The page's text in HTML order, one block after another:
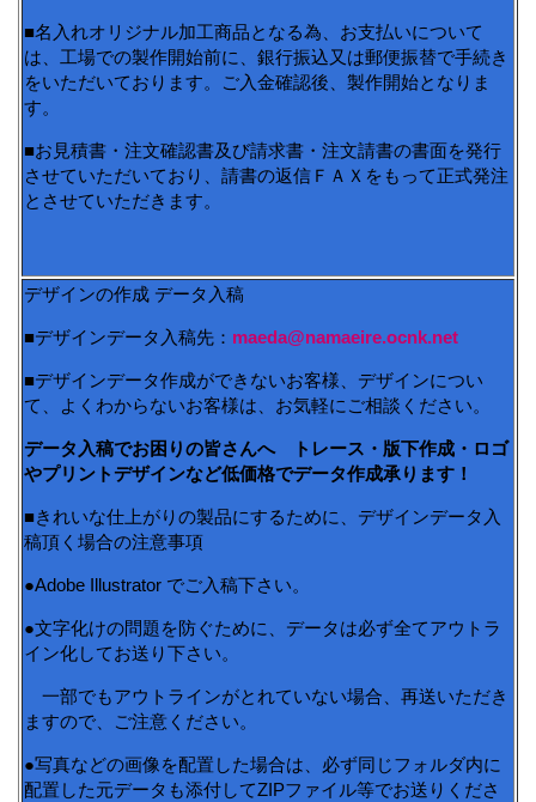
■名入れオリジナル加工商品となる為、お支払いについて
は、工場での製作開始前に、銀行振込又は郵便振替で手続き
をいただいております。ご入金確認後、製作開始となりま
す。
■お見積書・注文確認書及び請求書・注文請書の書面を発行
させていただいており、請書の返信ＦＡＸをもって正式発注
とさせていただきます。
デザインの作成 データ入稿
■デザインデータ入稿先： maeda@namaeire.ocnk.net
■デザインデータ作成ができないお客様、デザインについ
て、よくわからないお客様は、お気軽にご相談ください。
データ入稿でお困りの皆さんへ トレース・版下作成・ロゴ
やプリントデザインなど低価格でデータ作成承ります！
■きれいな仕上がりの製品にするために、デザインデータ入
稿頂く場合の注意事項
●Adobe Illustrator でご入稿下さい。
●文字化けの問題を防ぐために、データは必ず全てアウトラ
イン化してお送り下さい。
一部でもアウトラインがとれていない場合、再送いただき
ますので、ご注意ください。
●写真などの画像を配置した場合は、必ず同じフォルダ内に
配置した元データも添付してZIPファイル等でお送りくださ